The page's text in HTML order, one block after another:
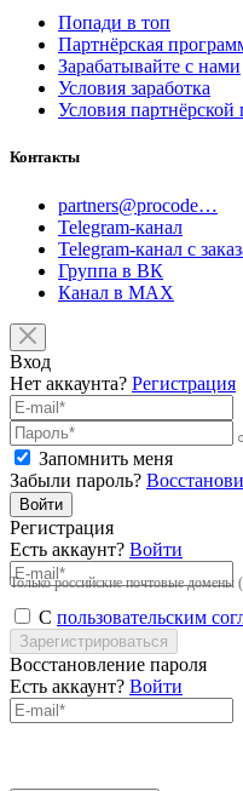
Попади в топ
Партнёрская
Зарабатывайте с нами
Условия заработка
Условия
Контакты
partners@procode…
Telegram-канал
Telegram-канал с
Группа в ВК
Канал в MAX
Вход
Нет аккаунта? Регистрация
Запомнить меня
Забыли пароль?
Войти
Регистрация
Есть аккаунт? Войти
Только российские почтовые
С пользовательским
Зарегистрироваться
Восстановление пароля
Есть аккаунт? Войти